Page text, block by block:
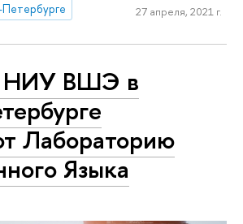
27 апреля, 2021 г.
НИУ ВШЭ в
Лабораторию
Языка